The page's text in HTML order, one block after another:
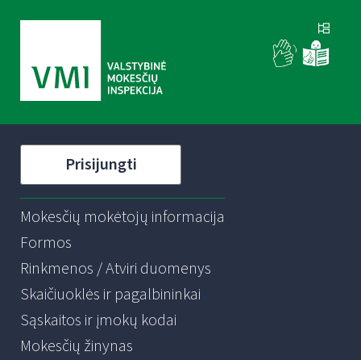
Prisijungti
Mokesčių mokėtojų informacija
Formos
Rinkmenos / Atviri duomenys
Skaičiuoklės ir pagalbininkai
Sąskaitos ir įmokų kodai
Mokesčių žinynas